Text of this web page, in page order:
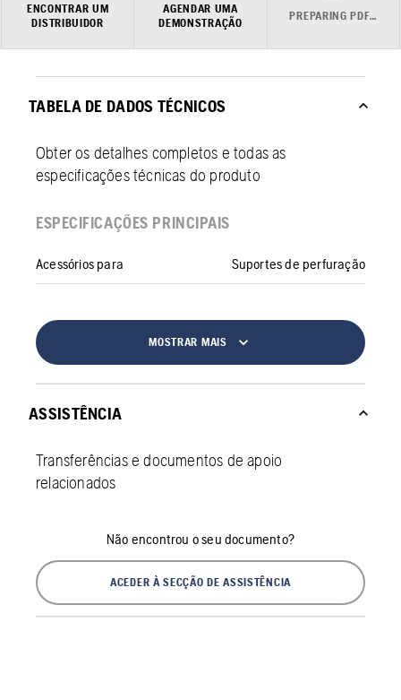
ENCONTRAR UM
DISTRIBUIDOR
AGENDAR UMA
DEMONSTRAÇÃO
PREPARING PDF…
TABELA DE DADOS TÉCNICOS
Obter os detalhes completos e todas as
especificações técnicas do produto
ESPECIFICAÇÕES PRINCIPAIS
Acessórios para Suportes de perfuração
MOSTRAR MAIS
ASSISTÊNCIA
Transferências e documentos de apoio
relacionados
Não encontrou o seu documento?
ACEDER À SECÇÃO DE ASSISTÊNCIA